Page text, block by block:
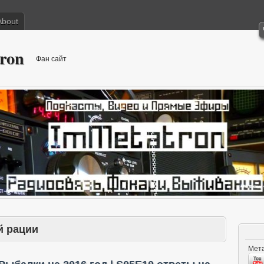
Фан сайт
рации